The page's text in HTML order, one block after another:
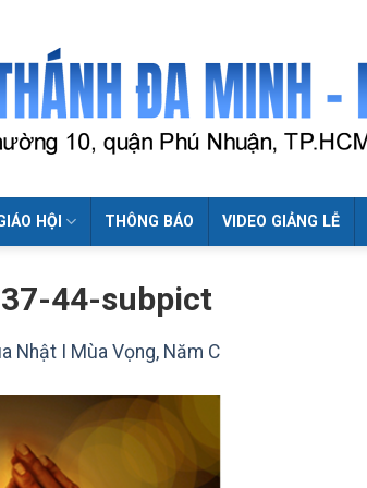
HỘI THÔNG BÁO VIDEO GIẢNG LỄ
44-subpict
Nhật I Mùa Vọng, Năm C